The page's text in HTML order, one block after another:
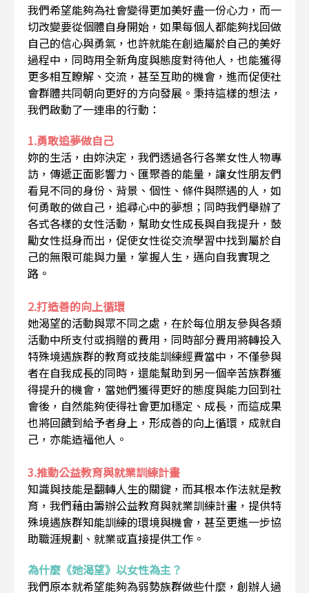
我們希望能夠為社會變得更加美好盡一份心力，而一
切改變要從個體自身開始，如果每個人都能夠找回做
自己的信心與勇氣，也許就能在創造屬於自己的美好
過程中，同時用全新角度與態度對待他人，也能獲得
更多相互瞭解、交流，甚至互助的機會，進而促使社
會群體共同朝向更好的方向發展。秉持這樣的想法，
我們啟動了一連串的行動：
1.勇敢追夢做自己
妳的生活，由妳決定，我們透過各行各業女性人物專
訪，傳遞正面影響力、匯聚善的能量，讓女性朋友們
看見不同的身份、背景、個性、條件與際遇的人，如
何勇敢的做自己，追尋心中的夢想；同時我們舉辦了
各式各樣的女性活動，幫助女性成長與自我提升，鼓
勵女性挺身而出，促使女性從交流學習中找到屬於自
己的無限可能與力量，掌握人生，邁向自我實現之
路。
2.打造善的向上循環
她渴望的活動與眾不同之處，在於每位朋友參與各類
活動中所支付或捐贈的費用，同時部分費用將轉投入
特殊境遇族群的教育或技能訓練經費當中，不僅參與
者在自我成長的同時，還能幫助到另一個辛苦族群獲
得提升的機會，當她們獲得更好的態度與能力回到社
會後，自然能夠使得社會更加穩定、成長，而這成果
也將回饋到給予者身上，形成善的向上循環，成就自
己，亦能造福他人。
3.推動公益教育與就業訓練計畫
知識與技能是翻轉人生的關鍵，而其根本作法就是教
育，我們藉由籌辦公益教育與就業訓練計畫，提供特
殊境遇族群知能訓練的環境與機會，甚至更進一步協
助職涯規劃、就業或直接提供工作。
為什麼《她渴望》以女性為主？
我們原本就希望能夠為弱勢族群做些什麼，創辦人過